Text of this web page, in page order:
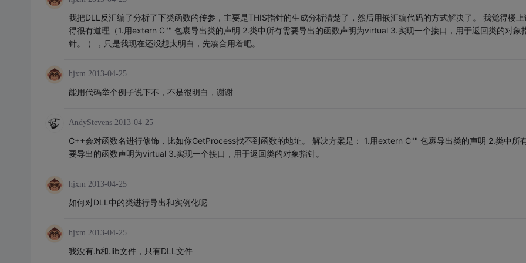
我把DLL反汇编了分析了下类函数的传参，主要是THIS指针的生成分析清楚了，然后用嵌汇编代码的方式解决了。 我觉得楼上
得很有道理（1.用extern C"" 包裹导出类的声明 2.类中所有需要导出的函数声明为virtual 3.实现一个接口，用于返回类的对象
针。 ），只是我现在还没想太明白，先凑合用着吧。
hjxm 2013-04-25
能用代码举个例子说下不，不是很明白，谢谢
AndyStevens 2013-04-25
C++会对函数名进行修饰，比如你GetProcess找不到函数的地址。 解决方案是： 1.用extern C"" 包裹导出类的声明 2.类中所
要导出的函数声明为virtual 3.实现一个接口，用于返回类的对象指针。
hjxm 2013-04-25
如何对DLL中的类进行导出和实例化呢
hjxm 2013-04-25
我没有.h和.lib文件，只有DLL文件